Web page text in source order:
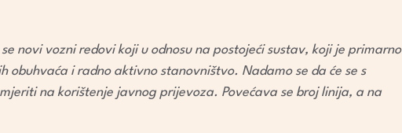
novi vozni redovi koji u odnosu na postojeći sustav, koji je primarno
obuhvaća i radno aktivno stanovništvo. Nadamo se da će se s
na korištenje javnog prijevoza. Povećava se broj linija, a na